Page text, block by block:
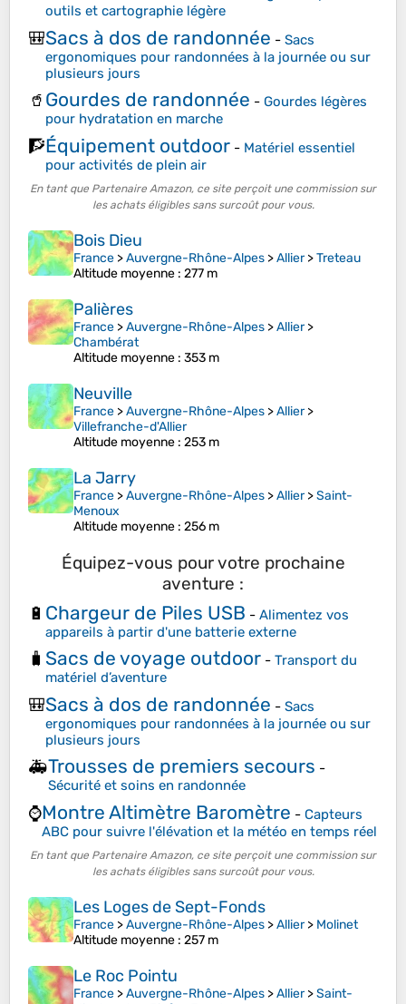
outils et cartographie légère
🎒Sacs à dos de randonnée - Sacs
ergonomiques pour randonnées à la journée ou sur
plusieurs jours
🥤 Gourdes de randonnée - Gourdes légères
pour hydratation en marche
🧗Équipement outdoor - Matériel essentiel
pour activités de plein air
En tant que Partenaire Amazon, ce site perçoit une commission sur
les achats éligibles sans surcoût pour vous.
Bois Dieu
France >Auvergne-Rhône-Alpes >Allier>Treteau
Altitude moyenne : 277 m
Palières
France >Auvergne-Rhône-Alpes >Allier>
Chambérat
Altitude moyenne : 353 m
Neuville
France >Auvergne-Rhône-Alpes >Allier>
Villefranche-d'Allier
Altitude moyenne : 253 m
La Jarry
France >Auvergne-Rhône-Alpes >Allier>Saint-
Menoux
Altitude moyenne : 256 m
Équipez-vous pour votre prochaine
aventure :
🔋 Chargeur de Piles USB - Alimentez vos
appareils à partir d'une batterie externe
🧳 Sacs de voyage outdoor - Transport du
matériel d’aventure
🎒Sacs à dos de randonnée - Sacs
ergonomiques pour randonnées à la journée ou sur
plusieurs jours
🚑Trousses de premiers secours -
Sécurité et soins en randonnée
⌚Montre Altimètre Baromètre - Capteurs
ABC pour suivre l'élévation et la météo en temps réel
En tant que Partenaire Amazon, ce site perçoit une commission sur
les achats éligibles sans surcoût pour vous.
Les Loges de Sept-Fonds
France >Auvergne-Rhône-Alpes >Allier> Molinet
Altitude moyenne : 257 m
Le Roc Pointu
France >Auvergne-Rhône-Alpes >Allier>Saint-